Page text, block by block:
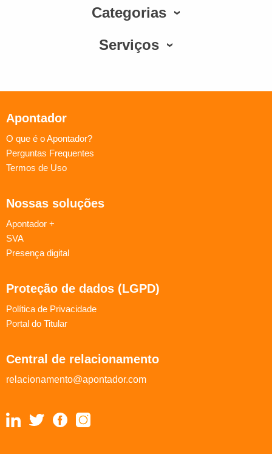
Categorias
Serviços
Apontador
O que é o Apontador?
Perguntas Frequentes
Termos de Uso
Nossas soluções
Apontador +
SVA
Presença digital
Proteção de dados (LGPD)
Política de Privacidade
Portal do Titular
Central de relacionamento
relacionamento@apontador.com